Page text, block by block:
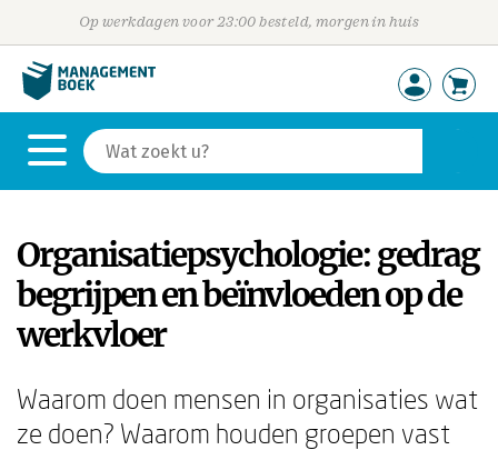
Op werkdagen voor 23:00 besteld, morgen in huis
Organisatiepsychologie: gedrag
begrijpen en beïnvloeden op de
werkvloer
Waarom doen mensen in organisaties wat
ze doen? Waarom houden groepen vast